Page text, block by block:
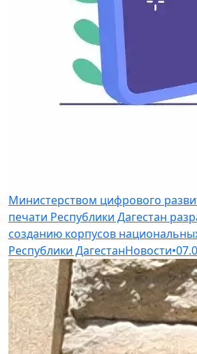
Министерством цифрового
печати Республики Дагестан
созданию корпусов
Республики ДагестанНовости•